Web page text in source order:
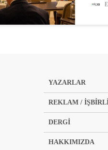
YAZARLAR
REKLAM /
DERGİ
HAKKIMIZDA